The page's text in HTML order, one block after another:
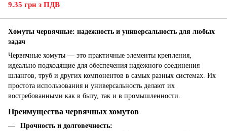
9.35 грн з ПДВ
Хомуты червячные: надежность и универсальность для любых
задач
Червячные хомуты — это практичные элементы крепления,
идеально подходящие для обеспечения надежного соединения
шлангов, труб и других компонентов в самых разных системах. Их
простота использования и универсальность делают их
востребованными как в быту, так и в промышленности.
Преимущества червячных хомутов
Прочность и долговечность: